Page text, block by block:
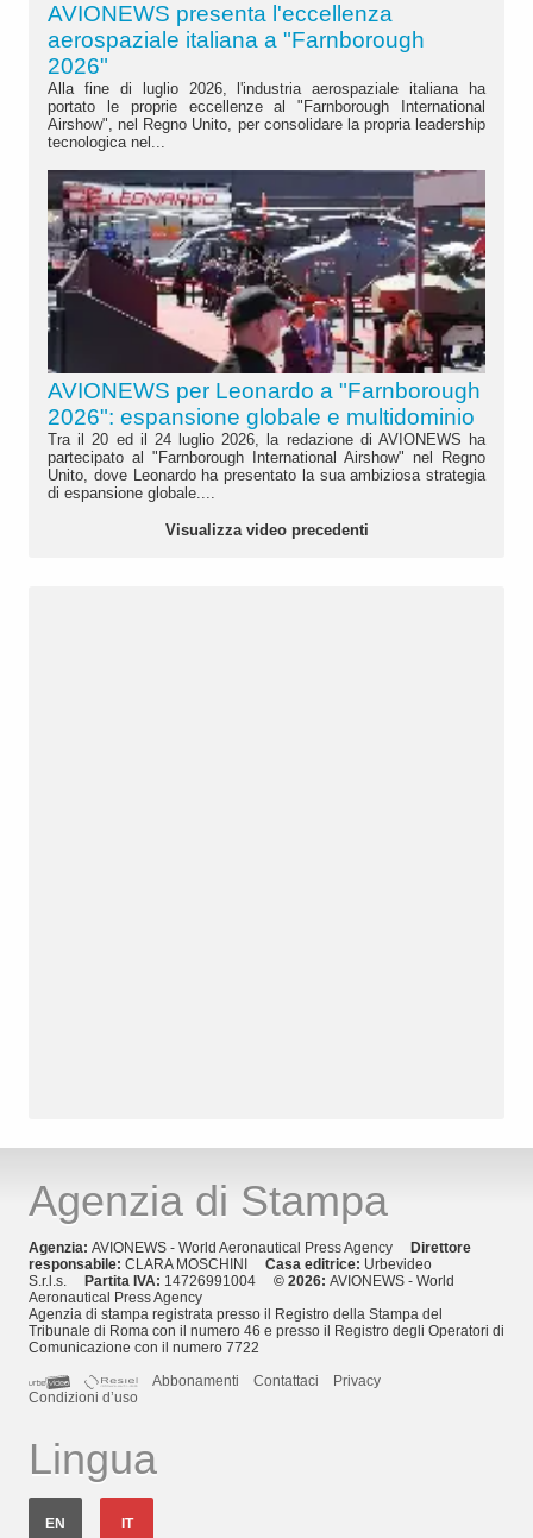
AVIONEWS presenta l'eccellenza
aerospaziale italiana a "Farnborough
2026"
Alla fine di luglio 2026, l'industria aerospaziale italiana ha
portato le proprie eccellenze al "Farnborough International
Airshow", nel Regno Unito, per consolidare la propria leadership
tecnologica nel...
AVIONEWS per Leonardo a "Farnborough
2026": espansione globale e multidominio
Tra il 20 ed il 24 luglio 2026, la redazione di AVIONEWS ha
partecipato al "Farnborough International Airshow" nel Regno
Unito, dove Leonardo ha presentato la sua ambiziosa strategia
di espansione globale....
Visualizza video precedenti
Agenzia di Stampa
Agenzia: AVIONEWS - World Aeronautical Press Agency
Direttore
responsabile: CLARA MOSCHINI Casa editrice: Urbevideo
S.r.l.s.
Partita IVA: 14726991004 © 2026: AVIONEWS - World
Aeronautical Press Agency
Agenzia di stampa registrata presso il Registro della Stampa del
Tribunale di Roma con il numero 46 e presso il Registro degli Operatori di
Comunicazione con il numero 7722
Abbonamenti
Contattaci
Privacy
Condizioni d’uso
Lingua
EN IT